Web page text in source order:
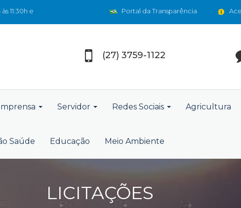
11:30h e
Portal da Transparência
(27) 3759-1122
Servidor Redes Sociais Agricultura
Saúde Educação Meio Ambiente
LICITAÇÕES